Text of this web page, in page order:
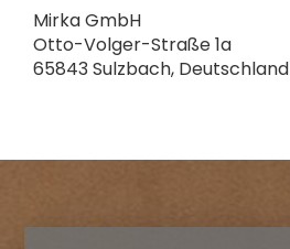
Mirka GmbH
Otto-Volger-Straße 1a
65843 Sulzbach, Deutschland